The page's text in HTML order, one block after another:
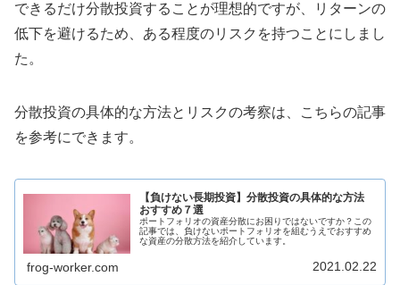
できるだけ分散投資することが理想的ですが、リターンの
低下を避けるため、ある程度のリスクを持つことにしまし
た。
分散投資の具体的な方法とリスクの考察は、こちらの記事
を参考にできます。
【負けない長期投資】分散投資の具体的な方法
おすすめ７選
ポートフォリオの資産分散にお困りではないですか？この
記事では、負けないポートフォリオを組むうえでおすすめ
な資産の分散方法を紹介しています。
frog-worker.com 2021.02.22